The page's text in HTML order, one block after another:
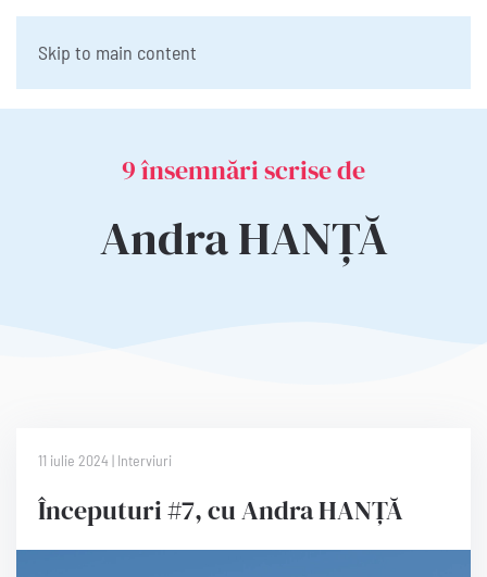
Skip to main content
9 însemnări scrise de
Andra HANȚĂ
11 iulie 2024 | Interviuri
Începuturi #7, cu Andra HANȚĂ